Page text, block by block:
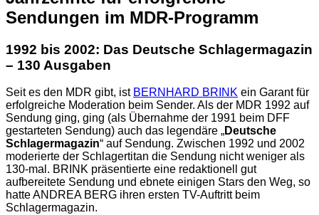
Sendungen im MDR-Programm
1992 bis 2002: Das Deutsche Schlagermagazin
– 130 Ausgaben
Seit es den MDR gibt, ist BERNHARD BRINK ein Garant für
erfolgreiche Moderation beim Sender. Als der MDR 1992 auf
Sendung ging, ging (als Übernahme der 1991 beim DFF
gestarteten Sendung) auch das legendäre „Deutsche
Schlagermagazin“ auf Sendung. Zwischen 1992 und 2002
moderierte der Schlagertitan die Sendung nicht weniger als
130-mal. BRINK präsentierte eine redaktionell gut
aufbereitete Sendung und ebnete einigen Stars den Weg, so
hatte ANDREA BERG ihren ersten TV-Auftritt beim
Schlagermagazin.